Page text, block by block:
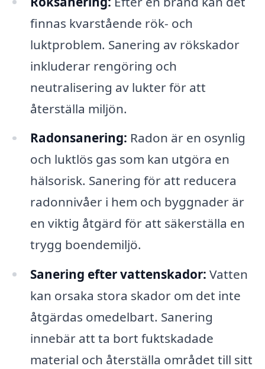
finnas kvarstående rök- och
luktproblem. Sanering av rökskador
inkluderar rengöring och
neutralisering av lukter för att
återställa miljön.
Radonsanering: Radon är en osynlig
och luktlös gas som kan utgöra en
hälsorisk. Sanering för att reducera
radonnivåer i hem och byggnader är
en viktig åtgärd för att säkerställa en
trygg boendemiljö.
Sanering efter vattenskador: Vatten
kan orsaka stora skador om det inte
åtgärdas omedelbart. Sanering
innebär att ta bort fuktskadade
material och återställa området till sitt